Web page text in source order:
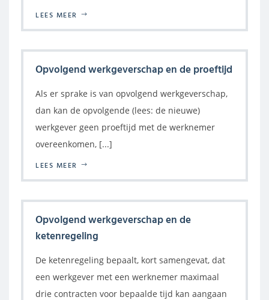
LEES MEER
Opvolgend werkgeverschap en de proeftijd
Als er sprake is van opvolgend werkgeverschap,
dan kan de opvolgende (lees: de nieuwe)
werkgever geen proeftijd met de werknemer
overeenkomen, [...]
LEES MEER
Opvolgend werkgeverschap en de
ketenregeling
De ketenregeling bepaalt, kort samengevat, dat
een werkgever met een werknemer maximaal
drie contracten voor bepaalde tijd kan aangaan